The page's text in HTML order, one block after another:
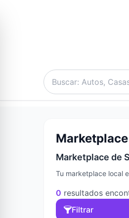
Marketplace de
Tu marketplace local
0 resultados
Filtrar